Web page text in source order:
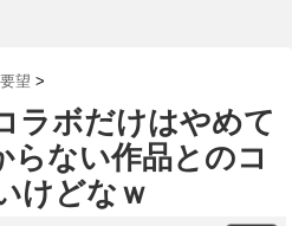
望 >
ラボだけはやめて
ない作品とのコ
けどなｗ